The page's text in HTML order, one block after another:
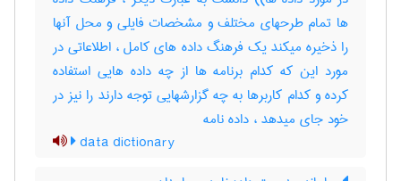
ها تمام طرحهای مختلف و مشخصات فایلی و محل آنها
را ذخیره میکند یک فرهنگ داده های کامل ، اطلاعاتی در
مورد این که کدام برنامه ها از چه داده هایی استفاده
کرده و کدام کاربرها به چه گزارشهایی توجه دارند را نیز در
خود جای میدهد ، داده ‌نامه
data dictionary